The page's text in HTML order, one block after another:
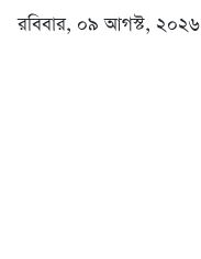
রবিবার, ০৯ আগস্ট, ২০২৬